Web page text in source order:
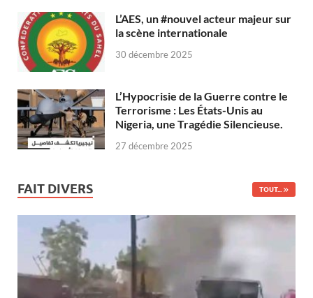
L’AES, un #nouvel acteur majeur sur
la scène internationale
30 décembre 2025
L’Hypocrisie de la Guerre contre le
Terrorisme : Les États-Unis au
Nigeria, une Tragédie Silencieuse.
27 décembre 2025
FAIT DIVERS TOUT...